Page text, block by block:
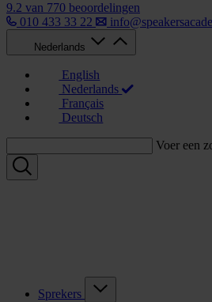
9.2 van 770 beoordelingen
010 433 33 22
Nederlands
English
Nederlands
Français
Deutsch
Voer een
Sprekers